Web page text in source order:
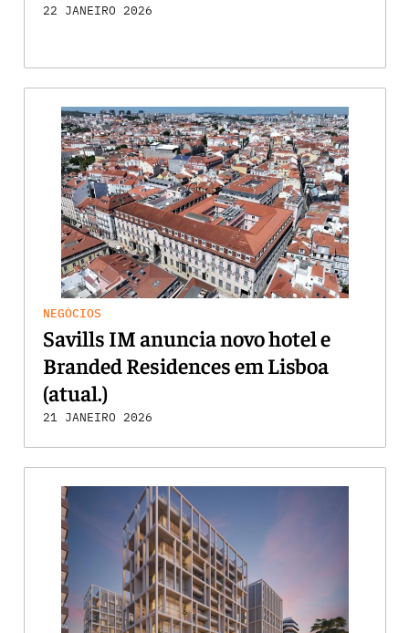
22 JANEIRO 2026
NEGÓCIOS
Savills IM anuncia novo hotel e
Branded Residences em Lisboa
(atual.)
21 JANEIRO 2026